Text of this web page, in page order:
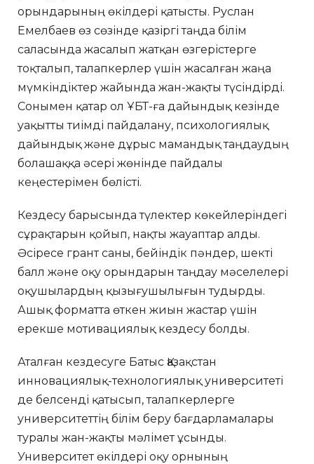
орындарының өкілдері қатысты. Руслан
Емелбаев өз сөзінде қазіргі таңда білім
саласында жасалып жатқан өзгерістерге
тоқталып, талапкерлер үшін жасалған жаңа
мүмкіндіктер жайында жан-жақты түсіндірді.
Сонымен қатар ол ҰБТ-ға дайындық кезінде
уақытты тиімді пайдалану, психологиялық
дайындық және дұрыс мамандық таңдаудың
болашаққа әсері жөнінде пайдалы
кеңестерімен бөлісті.
Кездесу барысында түлектер көкейлеріндегі
сұрақтарын қойып, нақты жауаптар алды.
Әсіресе грант саны, бейіндік пәндер, шекті
балл және оқу орындарын таңдау мәселелері
оқушылардың қызығушылығын тудырды.
Ашық форматта өткен жиын жастар үшін
ерекше мотивациялық кездесу болды.
Аталған кездесуге Батыс Қазақстан
инновациялық-технологиялық университеті
де белсенді қатысып, талапкерлерге
университеттің білім беру бағдарламалары
туралы жан-жақты мәлімет ұсынды.
Университет өкілдері оқу орнының